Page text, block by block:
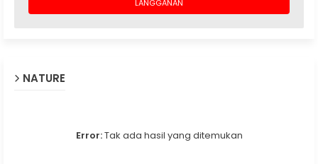
NATURE
Error:Tak ada hasil yang ditemukan